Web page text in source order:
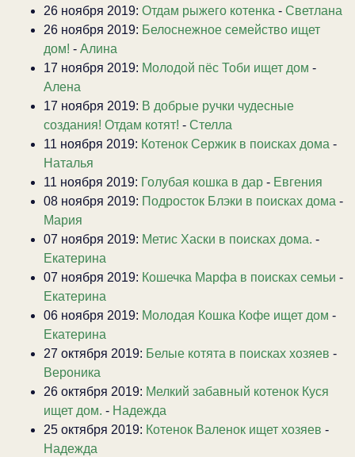
26 ноября 2019: Отдам рыжего котенка - Светлана
26 ноября 2019: Белоснежное семейство ищет
дом! - Алина
17 ноября 2019: Молодой пёс Тоби ищет дом -
Алена
17 ноября 2019: В добрые ручки чудесные
создания! Отдам котят! - Стелла
11 ноября 2019: Котенок Сержик в поисках дома -
Наталья
11 ноября 2019: Голубая кошка в дар - Евгения
08 ноября 2019: Подросток Блэки в поисках дома -
Мария
07 ноября 2019: Метис Хаски в поисках дома. -
Екатерина
07 ноября 2019: Кошечка Марфа в поисках семьи -
Екатерина
06 ноября 2019: Молодая Кошка Кофе ищет дом -
Екатерина
27 октября 2019: Белые котята в поисках хозяев -
Вероника
26 октября 2019: Мелкий забавный котенок Куся
ищет дом. - Надежда
25 октября 2019: Котенок Валенок ищет хозяев -
Надежда